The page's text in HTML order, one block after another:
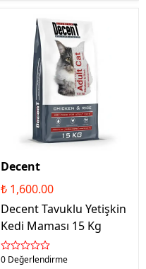
Decent
₺ 1,600.00
Decent Tavuklu Yetişkin
Kedi Maması 15 Kg
0 Değerlendirme